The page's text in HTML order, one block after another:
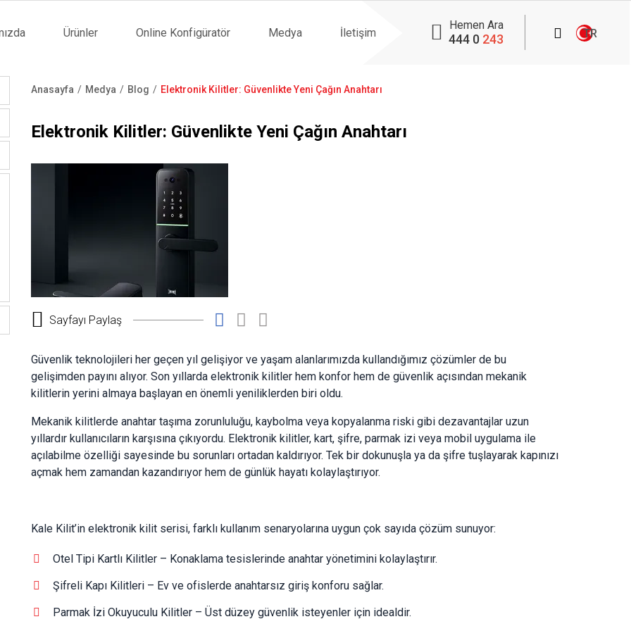
Ürünler Online Konfigüratör Medya İletişim
Hemen Ara
444 0 243 TR
yolu
Anasayfa Medya Blog Elektronik Kilitler: Güvenlikte Yeni Çağın Anahtarı
Elektronik Kilitler: Güvenlikte Yeni Çağın Anahtarı
Sayfayı Paylaş
Güvenlik teknolojileri her geçen yıl gelişiyor ve yaşam alanlarımızda kullandığımız çözümler de bu
gelişimden payını alıyor. Son yıllarda elektronik kilitler hem konfor hem de güvenlik açısından mekanik
kilitlerin yerini almaya başlayan en önemli yeniliklerden biri oldu.
Mekanik kilitlerde anahtar taşıma zorunluluğu, kaybolma veya kopyalanma riski gibi dezavantajlar uzun
yıllardır kullanıcıların karşısına çıkıyordu. Elektronik kilitler, kart, şifre, parmak izi veya mobil uygulama ile
açılabilme özelliği sayesinde bu sorunları ortadan kaldırıyor. Tek bir dokunuşla ya da şifre tuşlayarak kapınızı
açmak hem zamandan kazandırıyor hem de günlük hayatı kolaylaştırıyor.
Kale Kilit’in elektronik kilit serisi, farklı kullanım senaryolarına uygun çok sayıda çözüm sunuyor:
Otel Tipi Kartlı Kilitler – Konaklama tesislerinde anahtar yönetimini kolaylaştırır.
Şifreli Kapı Kilitleri – Ev ve ofislerde anahtarsız giriş konforu sağlar.
Parmak İzi Okuyuculu Kilitler – Üst düzey güvenlik isteyenler için idealdir.